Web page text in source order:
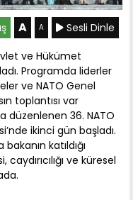
A A
Sesli Dinle
ve Hükümet
Programda liderler
ve NATO Genel
toplantısı var
düzenlenen 36. NATO
ikinci gün başladı.
katıldığı
ve küresel